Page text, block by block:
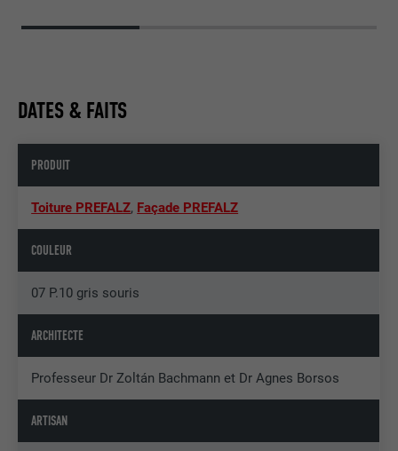
DATES & FAITS
PRODUIT
Toiture PREFALZ, Façade PREFALZ
COULEUR
07 P.10 gris souris
ARCHITECTE
Professeur Dr Zoltán Bachmann et Dr Agnes Borsos
ARTISAN